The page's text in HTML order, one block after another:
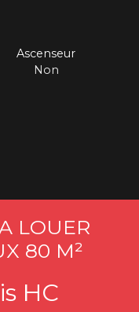
Ascenseur
Non
LOUER
80 M²
HC